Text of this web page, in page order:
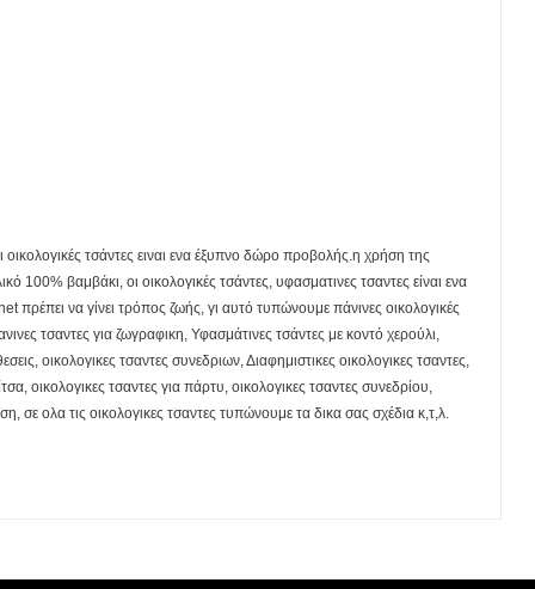
τσάντες ειναι ενα έξυπνο δώρο προβολής.η χρήση της
100% βαμβάκι, οι οικολογικές τσάντες, υφασματινες τσαντες είναι ενα
να γίνει τρόπος ζωής, γι αυτό τυπώνουμε πάνινες οικολογικές
τσαντες για ζωγραφικη, Υφασμάτινες τσάντες με κοντό χερούλι,
οικολογικες τσαντες συνεδριων, Διαφημιστικες οικολογικες τσαντες,
οικολογικες τσαντες για πάρτυ, οικολογικες τσαντες συνεδρίου,
σε ολα τις οικολογικες τσαντες τυπώνουμε τα δικα σας σχέδια κ,τ,λ.